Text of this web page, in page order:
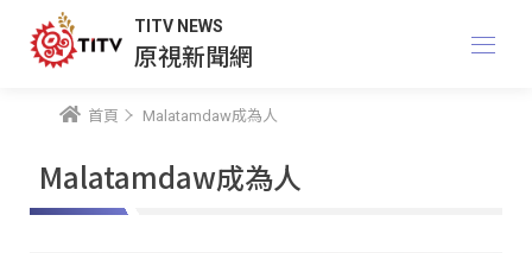
TITV NEWS
原視新聞網
首頁 Malatamdaw成為人
Malatamdaw成為人